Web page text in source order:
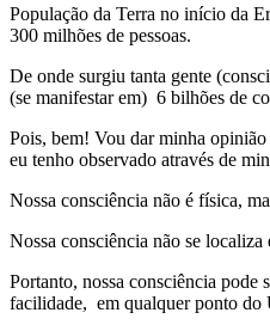
População da Terra no início da
300 milhões de pessoas.
De onde surgiu tanta gente
(se manifestar em) 6 bilhões de
Pois, bem! Vou dar minha
eu tenho observado através de
Nossa consciência não é física,
Nossa consciência não se
Portanto, nossa consciência pode
facilidade, em qualquer ponto do